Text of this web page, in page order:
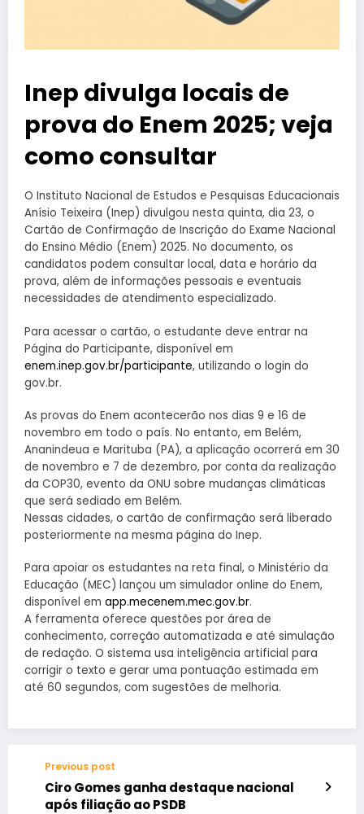
Inep divulga locais de
prova do Enem 2025; veja
como consultar
O Instituto Nacional de Estudos e Pesquisas Educacionais
Anísio Teixeira (Inep) divulgou nesta quinta, dia 23, o
Cartão de Confirmação de Inscrição do Exame Nacional
do Ensino Médio (Enem) 2025. No documento, os
candidatos podem consultar local, data e horário da
prova, além de informações pessoais e eventuais
necessidades de atendimento especializado.
Para acessar o cartão, o estudante deve entrar na
Página do Participante, disponível em
enem.inep.gov.br/participante, utilizando o login do
gov.br.
As provas do Enem acontecerão nos dias 9 e 16 de
novembro em todo o país. No entanto, em Belém,
Ananindeua e Marituba (PA), a aplicação ocorrerá em 30
de novembro e 7 de dezembro, por conta da realização
da COP30, evento da ONU sobre mudanças climáticas
que será sediado em Belém.
Nessas cidades, o cartão de confirmação será liberado
posteriormente na mesma página do Inep.
Para apoiar os estudantes na reta final, o Ministério da
Educação (MEC) lançou um simulador online do Enem,
disponível em app.mecenem.mec.gov.br.
A ferramenta oferece questões por área de
conhecimento, correção automatizada e até simulação
de redação. O sistema usa inteligência artificial para
corrigir o texto e gerar uma pontuação estimada em
até 60 segundos, com sugestões de melhoria.
Previous post
Ciro Gomes ganha destaque nacional
após filiação ao PSDB